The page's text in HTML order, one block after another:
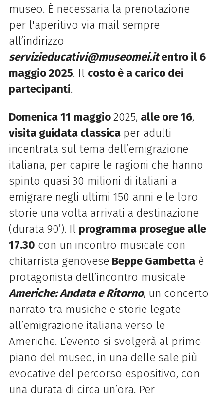
museo. È necessaria la prenotazione
per l'aperitivo via mail sempre
all’indirizzo
servizieducativi@museomei.itentro il 6
maggio 2025. Il costo è a carico dei
partecipanti.
Domenica 11 maggio2025, alle ore 16,
visita guidata classica per adulti
incentrata sul tema dell’emigrazione
italiana, per capire le ragioni che hanno
spinto quasi 30 milioni di italiani a
emigrare negli ultimi 150 anni e le loro
storie una volta arrivati a destinazione
(durata 90’). Il programma prosegue alle
17.30 con un incontro musicale con
chitarrista genovese Beppe Gambettaè
protagonista dell’incontro musicale
Americhe: Andata e Ritorno, un concerto
narrato tra musiche e storie legate
all’emigrazione italiana verso le
Americhe. L’evento si svolgerà al primo
piano del museo, in una delle sale più
evocative del percorso espositivo, con
una durata di circa un’ora. Per